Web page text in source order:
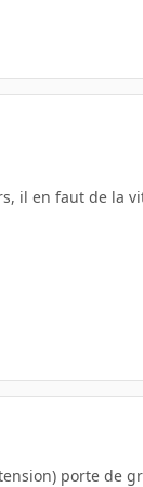
il en faut de la
porte de